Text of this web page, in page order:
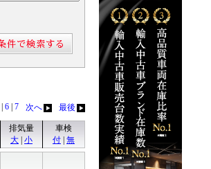
6 7 次へ
最後
排気量
大 小
車検
付 無